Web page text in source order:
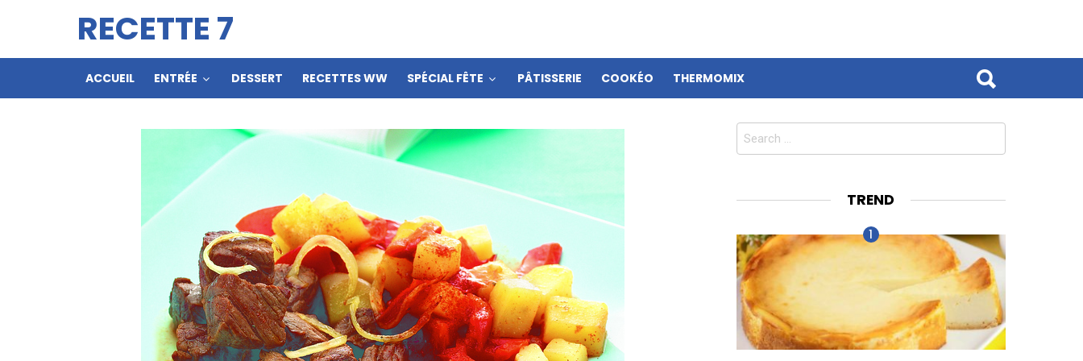
RECETTE 7
ACCUEIL ENTRÉE DESSERT RECETTES WW SPÉCIAL FÊTE PÂTISSERIE COOKÉO THERMOMIX
Search
TREND